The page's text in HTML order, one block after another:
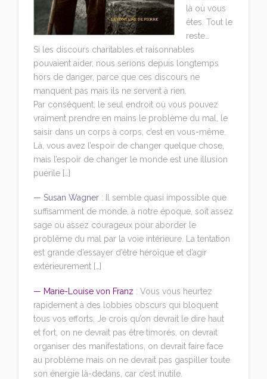
là où vous
êtes. Tout le
reste…
Si les discours charitables et raisonnables
pouvaient aider, nous serions depuis longtemps
hors de danger, parce que ces discours ne
manquent pas mais ils ne servent à rien.
Par conséquent, le seul endroit où vous pouvez
vraiment prendre en mains le problème du mal, le
saisir dans un corps à corps, c’est en vous-même.
Là, vous avez l’espoir de changer quelque chose,
mais l’espoir de changer le monde est une illusion
puérile […]
— Susan Wagner : Il semble quasi impossible que
suffisamment de monde, à notre époque, soit assez
sage ou assez courageux pour aborder le
problème du mal par la voie intérieure. La tentation
est grande d’essayer d’être héroïque et d’agir
extérieurement […]
— Marie-Louise von Franz : Vous vous heurtez
rapidement à des lobbies obscurs qui bloquent
tous vos efforts. Je crois qu’on devrait le dire haut
et fort, on ne devrait pas être timorés, on devrait
organiser des manifestations, on devrait faire face
au problème mais on ne devrait pas gaspiller toute
son énergie là-dedans, car c’est inutile.